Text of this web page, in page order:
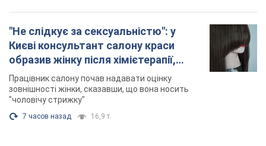
"Не слідкує за сексуальністю": у
Києві консультант салону краси
образив жінку після хімієтерапії,
розгорівся скандал. Фото
Працівник салону почав надавати оцінку
зовнішності жінки, сказавши, що вона носить
"чоловічу стрижку"
7 часов назад 16,9 т.